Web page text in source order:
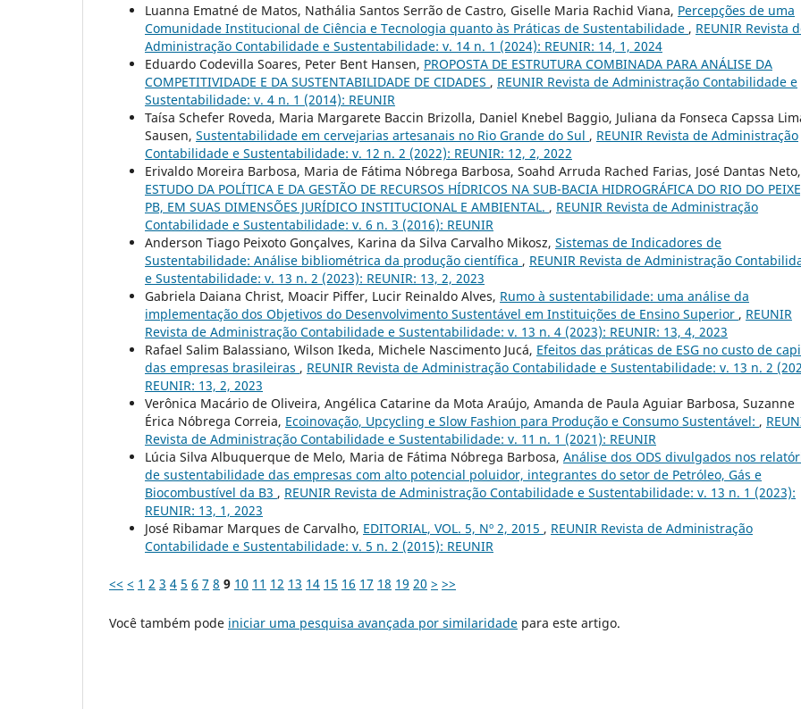
Luanna Ematné de Matos, Nathália Santos Serrão de Castro, Giselle Maria Rachid Viana, Percepções de uma
Comunidade Institucional de Ciência e Tecnologia quanto às Práticas de Sustentabilidade , REUNIR Revista
Administração Contabilidade e Sustentabilidade: v. 14 n. 1 (2024): REUNIR: 14, 1, 2024
Eduardo Codevilla Soares, Peter Bent Hansen, PROPOSTA DE ESTRUTURA COMBINADA PARA ANÁLISE DA
COMPETITIVIDADE E DA SUSTENTABILIDADE DE CIDADES , REUNIR Revista de Administração Contabilidade e
Sustentabilidade: v. 4 n. 1 (2014): REUNIR
Taísa Schefer Roveda, Maria Margarete Baccin Brizolla, Daniel Knebel Baggio, Juliana da Fonseca Capssa
Sausen, Sustentabilidade em cervejarias artesanais no Rio Grande do Sul , REUNIR Revista de Administração
Contabilidade e Sustentabilidade: v. 12 n. 2 (2022): REUNIR: 12, 2, 2022
Erivaldo Moreira Barbosa, Maria de Fátima Nóbrega Barbosa, Soahd Arruda Rached Farias, José Dantas Neto,
ESTUDO DA POLÍTICA E DA GESTÃO DE RECURSOS HÍDRICOS NA SUB-BACIA HIDROGRÁFICA DO RIO DO
PB, EM SUAS DIMENSÕES JURÍDICO INSTITUCIONAL E AMBIENTAL. , REUNIR Revista de Administração
Contabilidade e Sustentabilidade: v. 6 n. 3 (2016): REUNIR
Anderson Tiago Peixoto Gonçalves, Karina da Silva Carvalho Mikosz, Sistemas de Indicadores de
Sustentabilidade: Análise bibliométrica da produção científica , REUNIR Revista de Administração
e Sustentabilidade: v. 13 n. 2 (2023): REUNIR: 13, 2, 2023
Gabriela Daiana Christ, Moacir Piffer, Lucir Reinaldo Alves, Rumo à sustentabilidade: uma análise da
implementação dos Objetivos do Desenvolvimento Sustentável em Instituições de Ensino Superior , REUNIR
Revista de Administração Contabilidade e Sustentabilidade: v. 13 n. 4 (2023): REUNIR: 13, 4, 2023
Rafael Salim Balassiano, Wilson Ikeda, Michele Nascimento Jucá, Efeitos das práticas de ESG no custo de
das empresas brasileiras , REUNIR Revista de Administração Contabilidade e Sustentabilidade: v. 13 n. 2
REUNIR: 13, 2, 2023
Verônica Macário de Oliveira, Angélica Catarine da Mota Araújo, Amanda de Paula Aguiar Barbosa, Suzanne
Érica Nóbrega Correia, Ecoinovação, Upcycling e Slow Fashion para Produção e Consumo Sustentável: ,
Revista de Administração Contabilidade e Sustentabilidade: v. 11 n. 1 (2021): REUNIR
Lúcia Silva Albuquerque de Melo, Maria de Fátima Nóbrega Barbosa, Análise dos ODS divulgados nos
de sustentabilidade das empresas com alto potencial poluidor, integrantes do setor de Petróleo, Gás e
Biocombustível da B3 , REUNIR Revista de Administração Contabilidade e Sustentabilidade: v. 13 n. 1 (2023):
REUNIR: 13, 1, 2023
José Ribamar Marques de Carvalho, EDITORIAL, VOL. 5, Nº 2, 2015 , REUNIR Revista de Administração
Contabilidade e Sustentabilidade: v. 5 n. 2 (2015): REUNIR
<< < 1 2 3 4 5 6 7 8 9 10 11 12 13 14 15 16 17 18 19 20 > >>
Você também pode iniciar uma pesquisa avançada por similaridade para este artigo.